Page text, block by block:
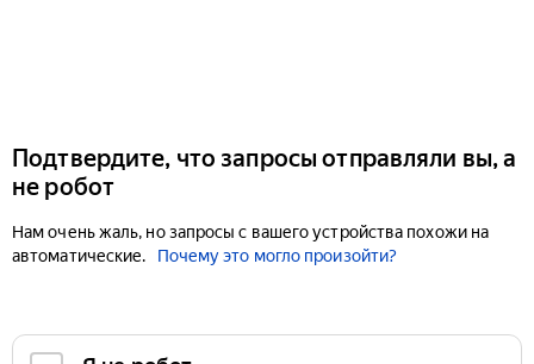
Подтвердите, что запросы отправляли вы, а
не робот
Нам очень жаль, но запросы с вашего устройства похожи на
автоматические.
Почему это могло произойти?